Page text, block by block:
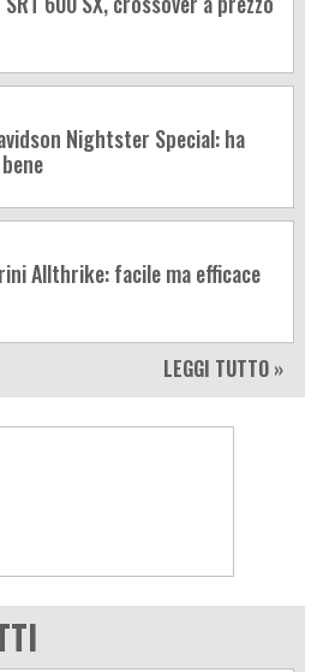
Nightster Special: ha
Allthrike: facile ma efficace
LEGGI TUTTO »